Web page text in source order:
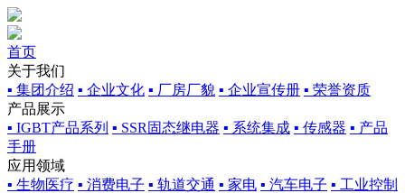
首页
关于我们
▪ 集团介绍 ▪ 企业文化 ▪ 厂房厂貌 ▪ 企业宣传册 ▪ 荣誉资质
产品展示
▪ IGBT产品系列 ▪ SSR固态继电器 ▪ 系统集成 ▪ 传感器 ▪ 产品
手册
应用领域
▪ 生物医疗 ▪ 消费电子 ▪ 轨道交通 ▪ 家电 ▪ 汽车电子 ▪ 工业控制